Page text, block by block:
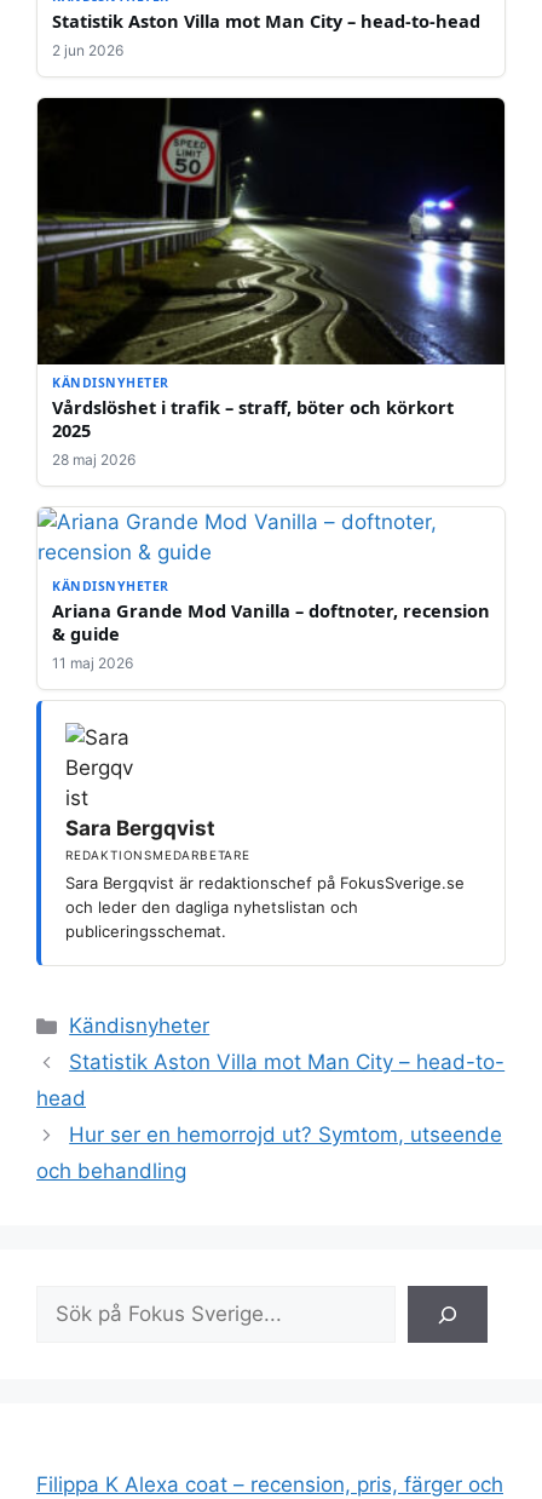
Statistik Aston Villa mot Man City – head-to-head
2 jun 2026
KÄNDISNYHETER
Vårdslöshet i trafik – straff, böter och körkort
2025
28 maj 2026
KÄNDISNYHETER
Ariana Grande Mod Vanilla – doftnoter, recension
& guide
11 maj 2026
Sara Bergqvist
REDAKTIONSMEDARBETARE
Sara Bergqvist är redaktionschef på FokusSverige.se
och leder den dagliga nyhetslistan och
publiceringsschemat.
Kategorier
Kändisnyheter
Statistik Aston Villa mot Man City – head-to-
head
Hur ser en hemorrojd ut? Symtom, utseende
och behandling
Sök
Filippa K Alexa coat – recension, pris, färger och